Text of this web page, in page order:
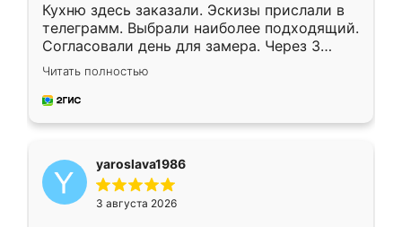
Кухню здесь заказали. Эскизы прислали в
телеграмм. Выбрали наиболее подходящий.
Согласовали день для замера. Через 3
недели кухня была уже готова. Остались
довольны работой. Спасибо Ренессанс
мебель за качественную работу!
Читать полностью
yaroslava1986
3 августа 2026